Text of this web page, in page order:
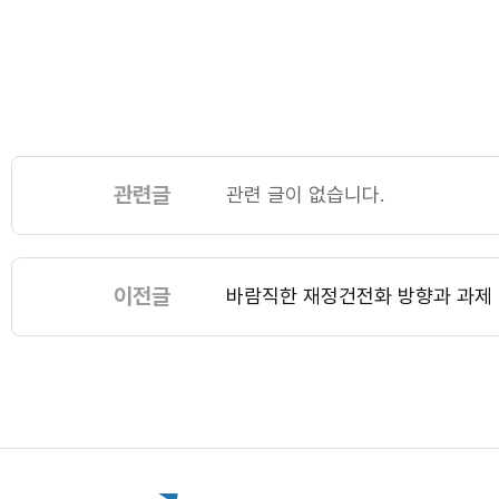
관련글 관련 글이 없습니다.
이전글 바람직한 재정건전화 방향과 과제